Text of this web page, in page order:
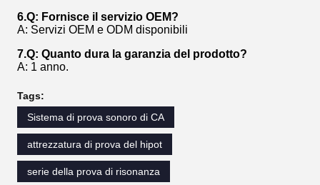
6.Q: Fornisce il servizio OEM?
A: Servizi OEM e ODM disponibili
7.Q: Quanto dura la garanzia del prodotto?
A: 1 anno.
Tags:
Sistema di prova sonoro di CA
attrezzatura di prova del hipot
serie della prova di risonanza